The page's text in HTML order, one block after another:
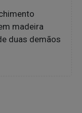
madeira
duas demãos